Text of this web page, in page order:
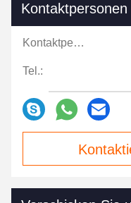
Kontaktpersonen
Kontaktpersonen:
Tel.: